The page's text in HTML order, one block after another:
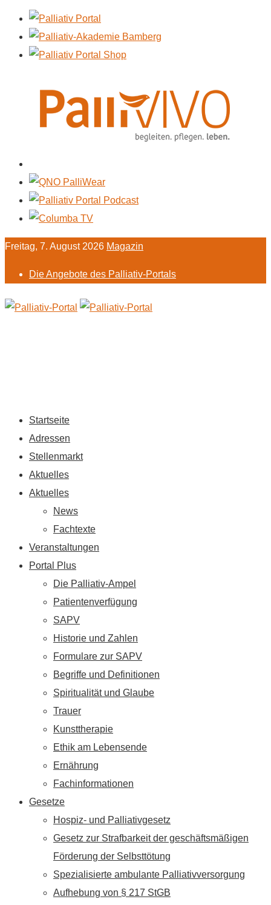
Freitag, 7. August 2026 Magazin
Die Angebote des Palliativ-Portals
Startseite
Adressen
Stellenmarkt
Aktuelles
Aktuelles
News
Fachtexte
Veranstaltungen
Portal Plus
Die Palliativ-Ampel
Patientenverfügung
SAPV
Historie und Zahlen
Formulare zur SAPV
Begriffe und Definitionen
Spiritualität und Glaube
Trauer
Kunsttherapie
Ethik am Lebensende
Ernährung
Fachinformationen
Gesetze
Hospiz- und Palliativgesetz
Gesetz zur Strafbarkeit der geschäftsmäßigen
Förderung der Selbsttötung
Spezialisierte ambulante Palliativversorgung
Aufhebung von § 217 StGB